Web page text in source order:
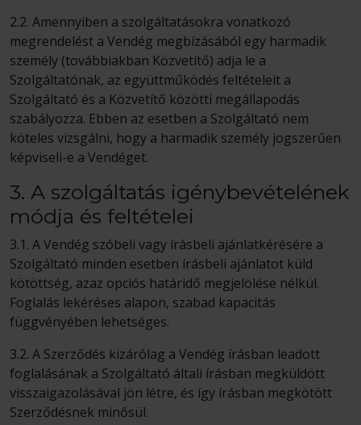
2.2. Amennyiben a szolgáltatásokra vonatkozó
megrendelést a Vendég megbízásából egy harmadik
személy (továbbiakban Közvetítő) adja le a
Szolgáltatónak, az együttműködés feltételeit a
Szolgáltató és a Közvetítő közötti megállapodás
szabályozza. Ebben az esetben a Szolgáltató nem
köteles vizsgálni, hogy a harmadik személy jogszerűen
képviseli-e a Vendéget.
3. A szolgáltatás igénybevételének
módja és feltételei
3.1. A Vendég szóbeli vagy írásbeli ajánlatkérésére a
Szolgáltató minden esetben írásbeli ajánlatot küld
kötöttség, azaz opciós határidő megjelölése nélkül.
Foglalás lekéréses alapon, szabad kapacitás
függvényében lehetséges.
3.2. A Szerződés kizárólag a Vendég írásban leadott
foglalásának a Szolgáltató általi írásban megküldött
visszaigazolásával jön létre, és így írásban megkötött
Szerződésnek minősül.